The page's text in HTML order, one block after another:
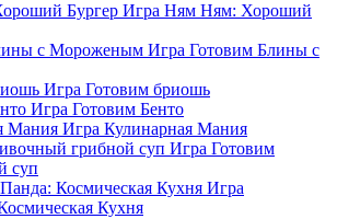
Игра Ням Ням: Хороший
Игра Готовим Блины с
Игра Готовим бриошь
Игра Готовим Бенто
Игра Кулинарная Мания
Игра Готовим
суп
Игра
Кухня